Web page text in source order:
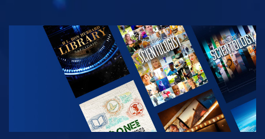
ΠΑΡΑΚΟΛΟΥΘΗΣΤΕ
ΕΞΕΡΕΥΝΗΣΤΕ
ΤΗ ΣΕΙΡΑ